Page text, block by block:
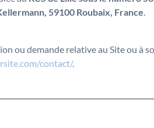
59100 Roubaix, France.
ou demande relative au Site ou à
contact/.